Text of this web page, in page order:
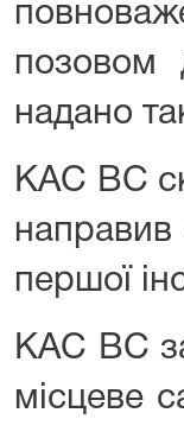
позовом
надано
КАС ВС
першої
КАС ВС
місцеве